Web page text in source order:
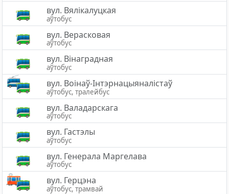
вул. Вялікалуцкая
аўтобус
вул. Верасковая
аўтобус
вул. Вінаградная
аўтобус
вул. Воінаў-Інтэрнацыяналістаў
аўтобус, тралейбус
вул. Валадарскага
аўтобус
вул. Гастэлы
аўтобус
вул. Генерала Маргелава
аўтобус
вул. Герцэна
аўтобус, трамвай